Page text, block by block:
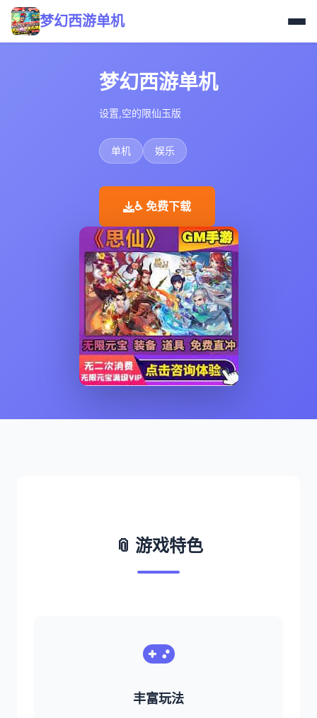
梦幻西游单机
梦幻西游单机
设置,空的限仙玉版
单机 娱乐
♿ 免费下载
📎 游戏特色
丰富玩法